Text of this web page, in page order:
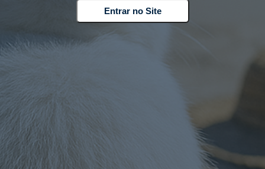
Fale com nossa equipe para atendimento sob medida.
Solicitar Agora
Entrar no Site